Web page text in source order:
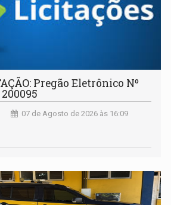
Pregão Eletrônico Nº
07 de Agosto de 2026 às 16:09